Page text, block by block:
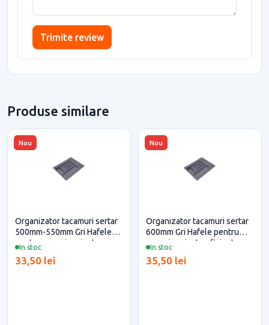
Trimite review
Produse similare
Nou
In stoc
Organizator tacamuri sertar
500mm-550mm Gri Hafele
pentru casa si proiecte
33,50 lei
Nou
In stoc
Organizator tacamuri sertar
600mm Gri Hafele pentru
casa si proiecte eficiente
35,50 lei